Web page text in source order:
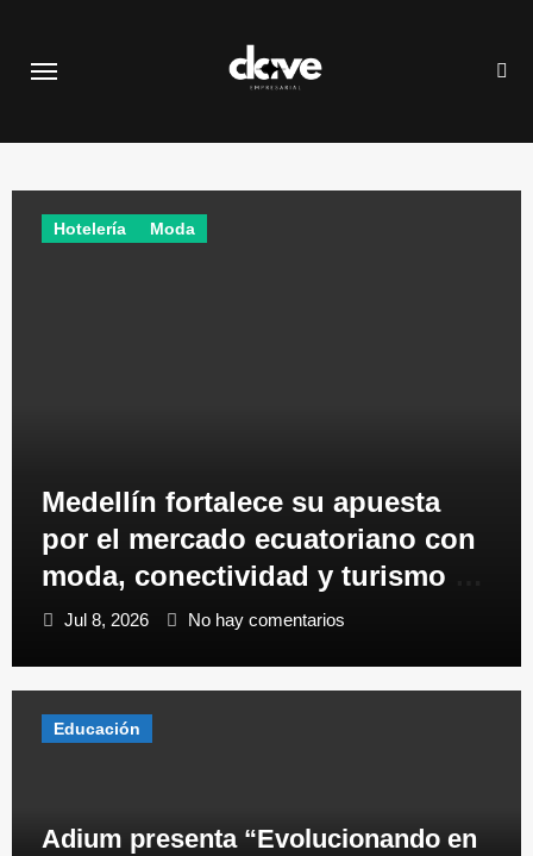
contenido
Hotelería Moda
Medellín fortalece su apuesta
por el mercado ecuatoriano con
moda, conectividad y turismo de
negocios
Jul 8, 2026 No hay comentarios
Educación
Adium presenta “Evolucionando en